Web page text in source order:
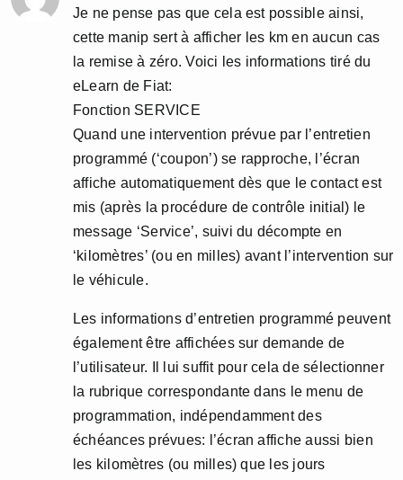
Je ne pense pas que cela est possible ainsi,
cette manip sert à afficher les km en aucun cas
la remise à zéro. Voici les informations tiré du
eLearn de Fiat:
Fonction SERVICE
Quand une intervention prévue par l’entretien
programmé (‘coupon’) se rapproche, l’écran
affiche automatiquement dès que le contact est
mis (après la procédure de contrôle initial) le
message ‘Service’, suivi du décompte en
‘kilomètres’ (ou en milles) avant l’intervention sur
le véhicule.
Les informations d’entretien programmé peuvent
également être affichées sur demande de
l’utilisateur. Il lui suffit pour cela de sélectionner
la rubrique correspondante dans le menu de
programmation, indépendamment des
échéances prévues: l’écran affiche aussi bien
les kilomètres (ou milles) que les jours